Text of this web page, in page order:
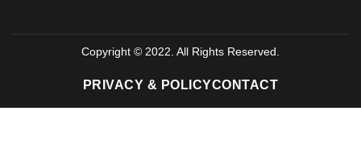
Copyright © 2022. All Rights Reserved.
PRIVACY & POLICYCONTACT